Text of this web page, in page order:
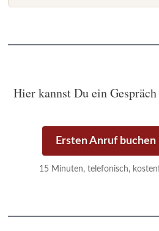
Hier kannst Du ein Gespräch
Ersten Anruf buchen
15 Minuten, telefonisch,